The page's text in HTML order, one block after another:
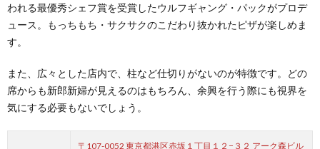
われる最優秀シェフ賞を受賞したウルフギャング・パックがプロデ
ュース。もっちもち・サクサクのこだわり抜かれたピザが楽しめま
す。
また、広々とした店内で、柱など仕切りがないのが特徴です。どの
席からも新郎新婦が見えるのはもちろん、余興を行う際にも視界を
気にする必要もないでしょう。
〒107-0052 東京都港区赤坂１丁目１２−３２ アーク森ビル